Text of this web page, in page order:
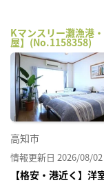
Kマンスリー灘漁港
屋】(No.1158358)
高知市
情報更新日 2026/08/
【格安・港近く】